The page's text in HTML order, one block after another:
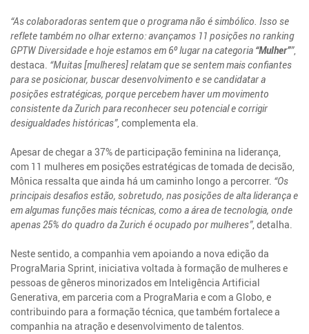
“As colaboradoras sentem que o programa não é simbólico. Isso se
reflete também no olhar externo: avançamos 11 posições no ranking
GPTW Diversidade e hoje estamos em 6º lugar na categoria “Mulher””,
destaca. “Muitas [mulheres] relatam que se sentem mais confiantes
para se posicionar, buscar desenvolvimento e se candidatar a
posições estratégicas, porque percebem haver um movimento
consistente da Zurich para reconhecer seu potencial e corrigir
desigualdades históricas”, complementa ela.
Apesar de chegar a 37% de participação feminina na liderança,
com 11 mulheres em posições estratégicas de tomada de decisão,
Mônica ressalta que ainda há um caminho longo a percorrer. “Os
principais desafios estão, sobretudo, nas posições de alta liderança e
em algumas funções mais técnicas, como a área de tecnologia, onde
apenas 25% do quadro da Zurich é ocupado por mulheres”, detalha.
Neste sentido, a companhia vem apoiando a nova edição da
PrograMaria Sprint, iniciativa voltada à formação de mulheres e
pessoas de gêneros minorizados em Inteligência Artificial
Generativa, em parceria com a PrograMaria e com a Globo, e
contribuindo para a formação técnica, que também fortalece a
companhia na atração e desenvolvimento de talentos.